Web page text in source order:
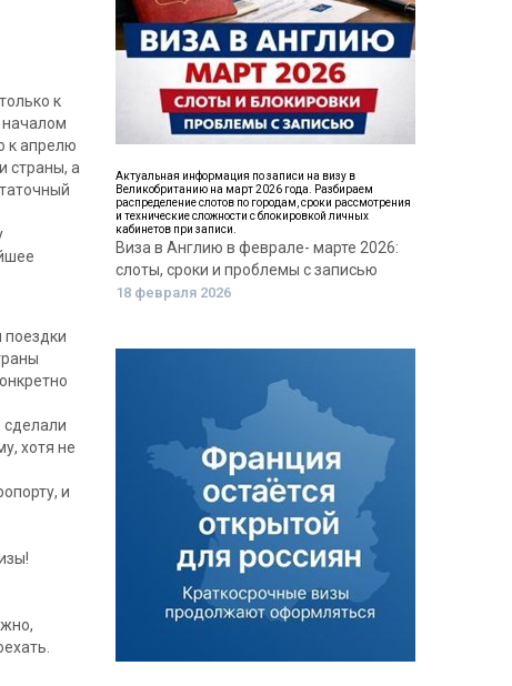
к
началом
к апрелю
страны, а
поездки
сделали
хотя не
и
Актуальная информация по записи на визу в
Великобританию на март 2026 года. Разбираем
распределение слотов по городам, сроки рассмотрения
и технические сложности с блокировкой личных
кабинетов при записи.
Виза в Англию в феврале- марте 2026:
слоты, сроки и проблемы с записью
18 февраля 2026